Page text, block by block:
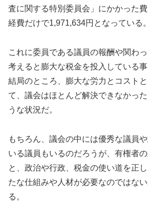
査に関する特別委員会」にかかった
経費だけで1,971,634円となっている。
これに委員である議員の報酬や関わ
考えると膨大な税金を投入している事
結局のところ、膨大な労力とコスト
て、議会はほとんど解決できなかっ
うな状況だ。
もちろん、議会の中には優秀な議員
いる議員もいるのだろうが、有権者
と、政治や行政、税金の使い道を正
たな仕組みや人材が必要なのではな
る。